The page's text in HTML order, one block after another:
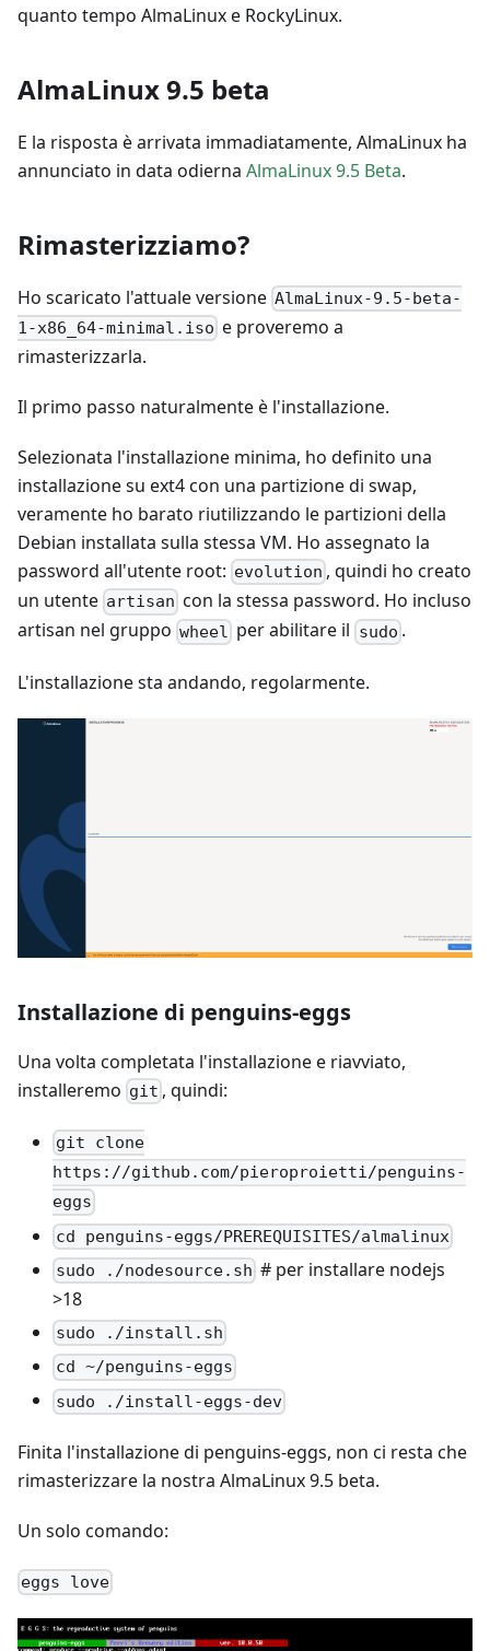
quanto tempo AlmaLinux e RockyLinux.
AlmaLinux 9.5 beta
E la risposta è arrivata immadiatamente, AlmaLinux ha
annunciato in data odierna AlmaLinux 9.5 Beta.
Rimasterizziamo?
Ho scaricato l'attuale versione AlmaLinux-9.5-beta-
1-x86_64-minimal.iso e proveremo a
rimasterizzarla.
Il primo passo naturalmente è l'installazione.
Selezionata l'installazione minima, ho definito una
installazione su ext4 con una partizione di swap,
veramente ho barato riutilizzando le partizioni della
Debian installata sulla stessa VM. Ho assegnato la
password all'utente root: evolution , quindi ho creato
un utente artisan con la stessa password. Ho incluso
artisan nel gruppo wheel per abilitare il sudo .
L'installazione sta andando, regolarmente.
Installazione di penguins-eggs
Una volta completata l'installazione e riavviato,
installeremo git , quindi:
git clone
https://github.com/pieroproietti/penguins-
eggs
cd penguins-eggs/PREREQUISITES/almalinux
sudo ./nodesource.sh # per installare nodejs
>18
sudo ./install.sh
cd ~/penguins-eggs
sudo ./install-eggs-dev
Finita l'installazione di penguins-eggs, non ci resta che
rimasterizzare la nostra AlmaLinux 9.5 beta.
Un solo comando:
eggs love